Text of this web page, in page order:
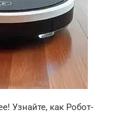
Узнайте, как Робот-